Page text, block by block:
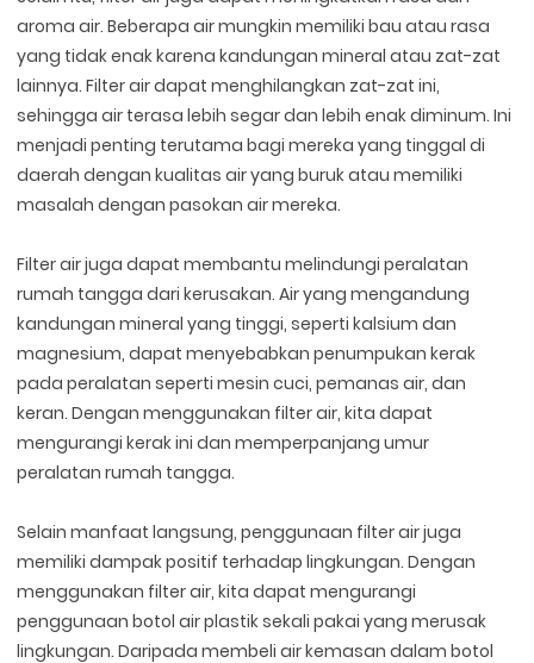
aroma air. Beberapa air mungkin memiliki bau atau rasa
yang tidak enak karena kandungan mineral atau zat-zat
lainnya. Filter air dapat menghilangkan zat-zat ini,
sehingga air terasa lebih segar dan lebih enak diminum. Ini
menjadi penting terutama bagi mereka yang tinggal di
daerah dengan kualitas air yang buruk atau memiliki
masalah dengan pasokan air mereka.
Filter air juga dapat membantu melindungi peralatan
rumah tangga dari kerusakan. Air yang mengandung
kandungan mineral yang tinggi, seperti kalsium dan
magnesium, dapat menyebabkan penumpukan kerak
pada peralatan seperti mesin cuci, pemanas air, dan
keran. Dengan menggunakan filter air, kita dapat
mengurangi kerak ini dan memperpanjang umur
peralatan rumah tangga.
Selain manfaat langsung, penggunaan filter air juga
memiliki dampak positif terhadap lingkungan. Dengan
menggunakan filter air, kita dapat mengurangi
penggunaan botol air plastik sekali pakai yang merusak
lingkungan. Daripada membeli air kemasan dalam botol